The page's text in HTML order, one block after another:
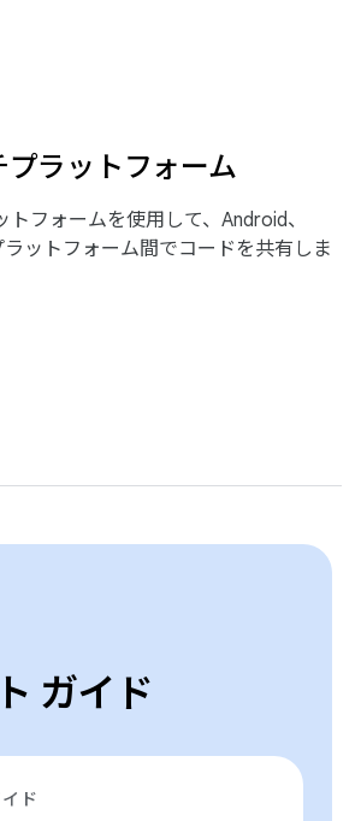
ラットフォーム
フォームを使用して、Android、
ットフォーム間でコードを共有しま
ガイド
ド